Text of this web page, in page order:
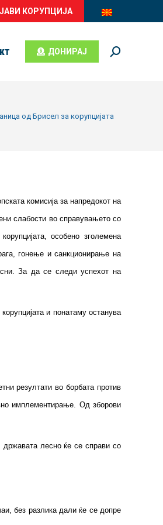
КОРУПЦИЈА
ДОНИРАЈ Search:
од Брисел за корупцијата
комисија за напредокот на
слабости во справувањето со
особено зголемена
гонење и санкционирање на
За да се следи успехот на
и понатаму останува
резултати во борбата против
имплементирање. Од зборови
државата лесно ќе се справи со
без разлика дали ќе се допре